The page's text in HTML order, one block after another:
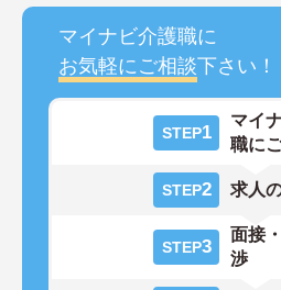
マイナビ介護職に
お気軽にご相談下さい！
STEP1
マイ
職に
STEP2 求人
STEP3
面接
渉